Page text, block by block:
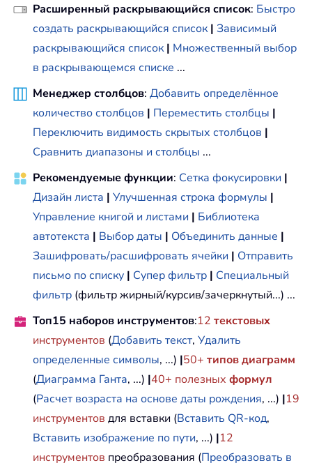
Расширенный раскрывающийся список: Быстро
создать раскрывающийся список | Зависимый
раскрывающийся список | Множественный выбор
в раскрывающемся списке ...
Менеджер столбцов: Добавить определённое
количество столбцов | Переместить столбцы |
Переключить видимость скрытых столбцов |
Сравнить диапазоны и столбцы ...
Рекомендуемые функции: Сетка фокусировки |
Дизайн листа | Улучшенная строка формулы |
Управление книгой и листами | Библиотека
автотекста | Выбор даты | Объединить данные |
Зашифровать/расшифровать ячейки | Отправить
письмо по списку | Супер фильтр | Специальный
фильтр (фильтр жирный/курсив/зачеркнутый...) ...
Топ15 наборов инструментов:12 текстовых
инструментов (Добавить текст, Удалить
определенные символы, ...) |50+ типов диаграмм
(Диаграмма Ганта, ...) |40+ полезных формул
(Расчет возраста на основе даты рождения, ...) |19
инструментов для вставки (Вставить QR-код,
Вставить изображение по пути, ...) |12
инструментов преобразования (Преобразовать в